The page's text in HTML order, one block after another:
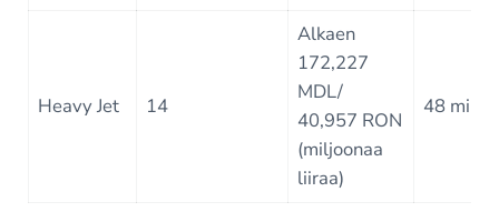
Heavy Jet 14
Alkaen
172,227
MDL/
40,957 RON
(miljoonaa
liiraa)
48 min